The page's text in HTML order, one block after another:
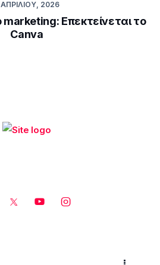
2026
Επεκτείνεται το
Canva